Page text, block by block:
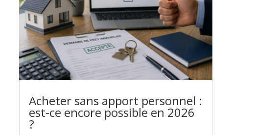
Acheter sans apport personnel :
est-ce encore possible en 2026
?